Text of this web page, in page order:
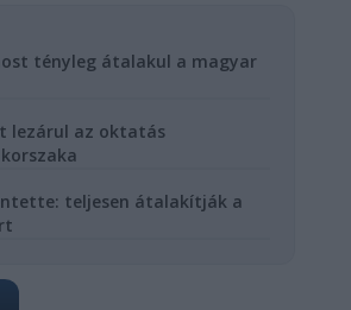
tényleg átalakul a magyar
lezárul az oktatás
teljesen átalakítják a